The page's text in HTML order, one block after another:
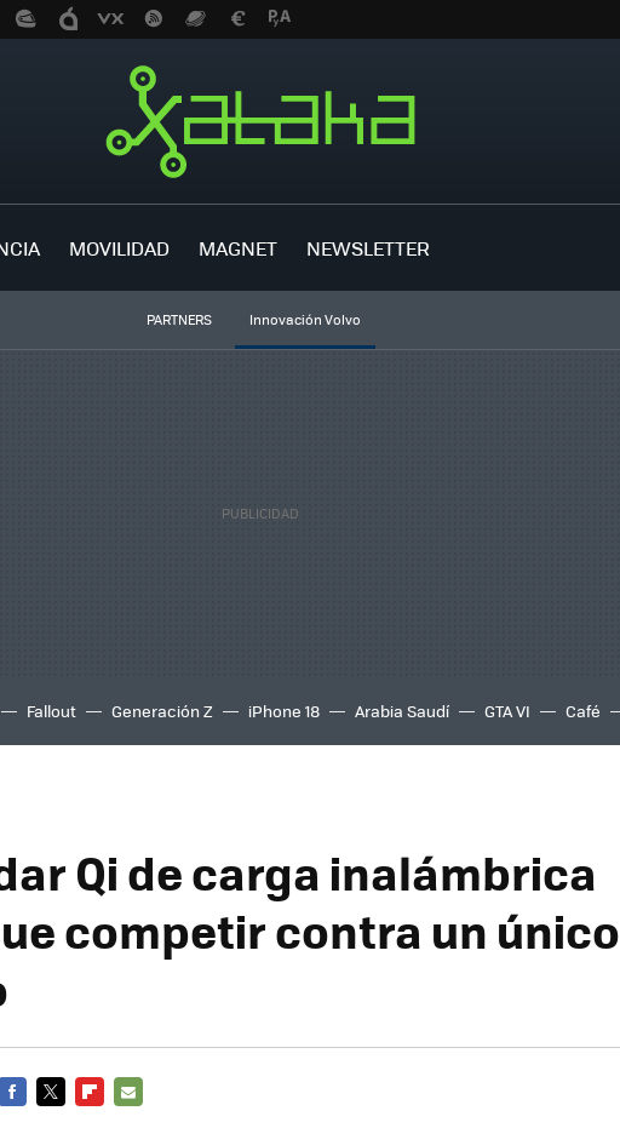
MOVILIDAD MAGNET NEWSLETTER
PARTNERS Innovación Volvo
Fallout Generación Z iPhone 18 Arabia Saudí GTA VI Café
Qi de carga inalámbrica
competir contra un único